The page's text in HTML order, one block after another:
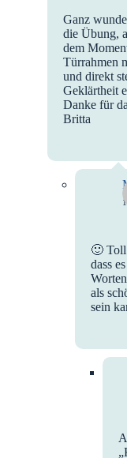
Ganz
die Übung,
dem
Türrahmen
und direkt
Geklärtheit
Danke für
Britta
🙂
dass
als
sein